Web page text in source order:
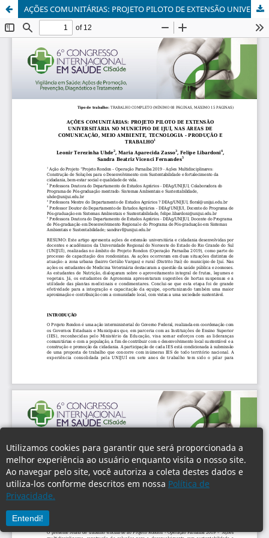
Utilizamos cookies para garantir que será proporcionada a
melhor experiência ao usuário enquanto visita o nosso site.
Ao navegar pelo site, você autoriza a coleta destes dados e
utiliza-los conforme descritos em nossa Política de
Privacidade.
Entendi!
AÇÕES COMUNITÁRIAS: PROJETO PILOTO DE EXTENSÃO UNIVERSITÁRIA NO MUNICÍPIO DE IJUÍ, NAS ÁREAS DE COMUNICAÇÃO, MEIO AMBIENTE, TECNOLOGIA - PRODUÇÃO E TRABALHO